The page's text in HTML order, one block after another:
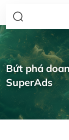
Bứt phá
SuperAds